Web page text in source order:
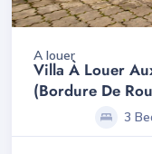
A louer
Villa À Louer
(bordure De
3